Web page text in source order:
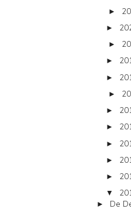
►
►
►
►
►
►
►
►
►
►
►
▼
► De